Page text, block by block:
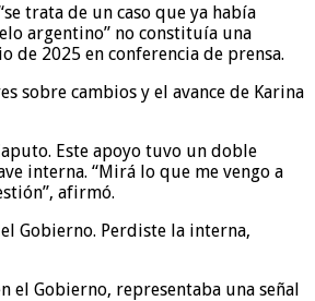
trata de un caso que ya había
argentino” no constituía una
de 2025 en conferencia de prensa.
sobre cambios y el avance de Karina
Este apoyo tuvo un doble
interna. “Mirá lo que me vengo a
afirmó.
Gobierno. Perdiste la interna,
el Gobierno, representaba una señal